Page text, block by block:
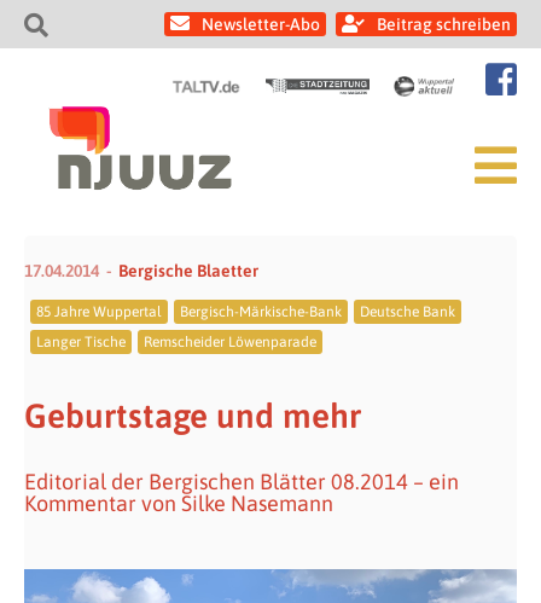
Newsletter-Abo Beitrag schreiben
17.04.2014 Bergische Blaetter
85 Jahre Wuppertal Bergisch-Märkische-Bank
Deutsche Bank
Langer Tische
Remscheider Löwenparade
Geburtstage und mehr
Editorial der Bergischen Blätter 08.2014 – ein
Kommentar von Silke Nasemann